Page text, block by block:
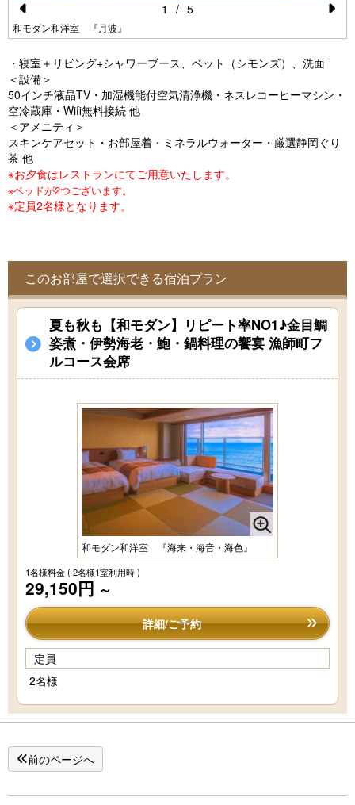
Pr
e
vi
o
u
s
和モダン和洋室 『月波』
xt
1 / 5
・寝室＋リビング+シャワーブース、ベット（シモンズ）、洗面
＜設備＞
50インチ液晶TV・加湿機能付空気清浄機・ネスレコーヒーマシン・
空冷蔵庫・Wifi無料接続 他
＜アメニティ＞
スキンケアセット・お部屋着・ミネラルウォーター・厳選静岡ぐり
茶 他
※お夕食はレストランにてご用意いたします。
※ベッドが2つございます。
※定員2名様となります。
このお部屋で選択できる宿泊プラン
夏も秋も【和モダン】リピート率NO1♪金目鯛
姿煮・伊勢海老・鮑・鍋料理の饗宴 漁師町フ
ルコース会席
和モダン和洋室 『海来・海音・海色』
1名様料金( 2名様1室利用時 )
29,150円 ～
詳細/ご予約
定員
2名様
前のページへ